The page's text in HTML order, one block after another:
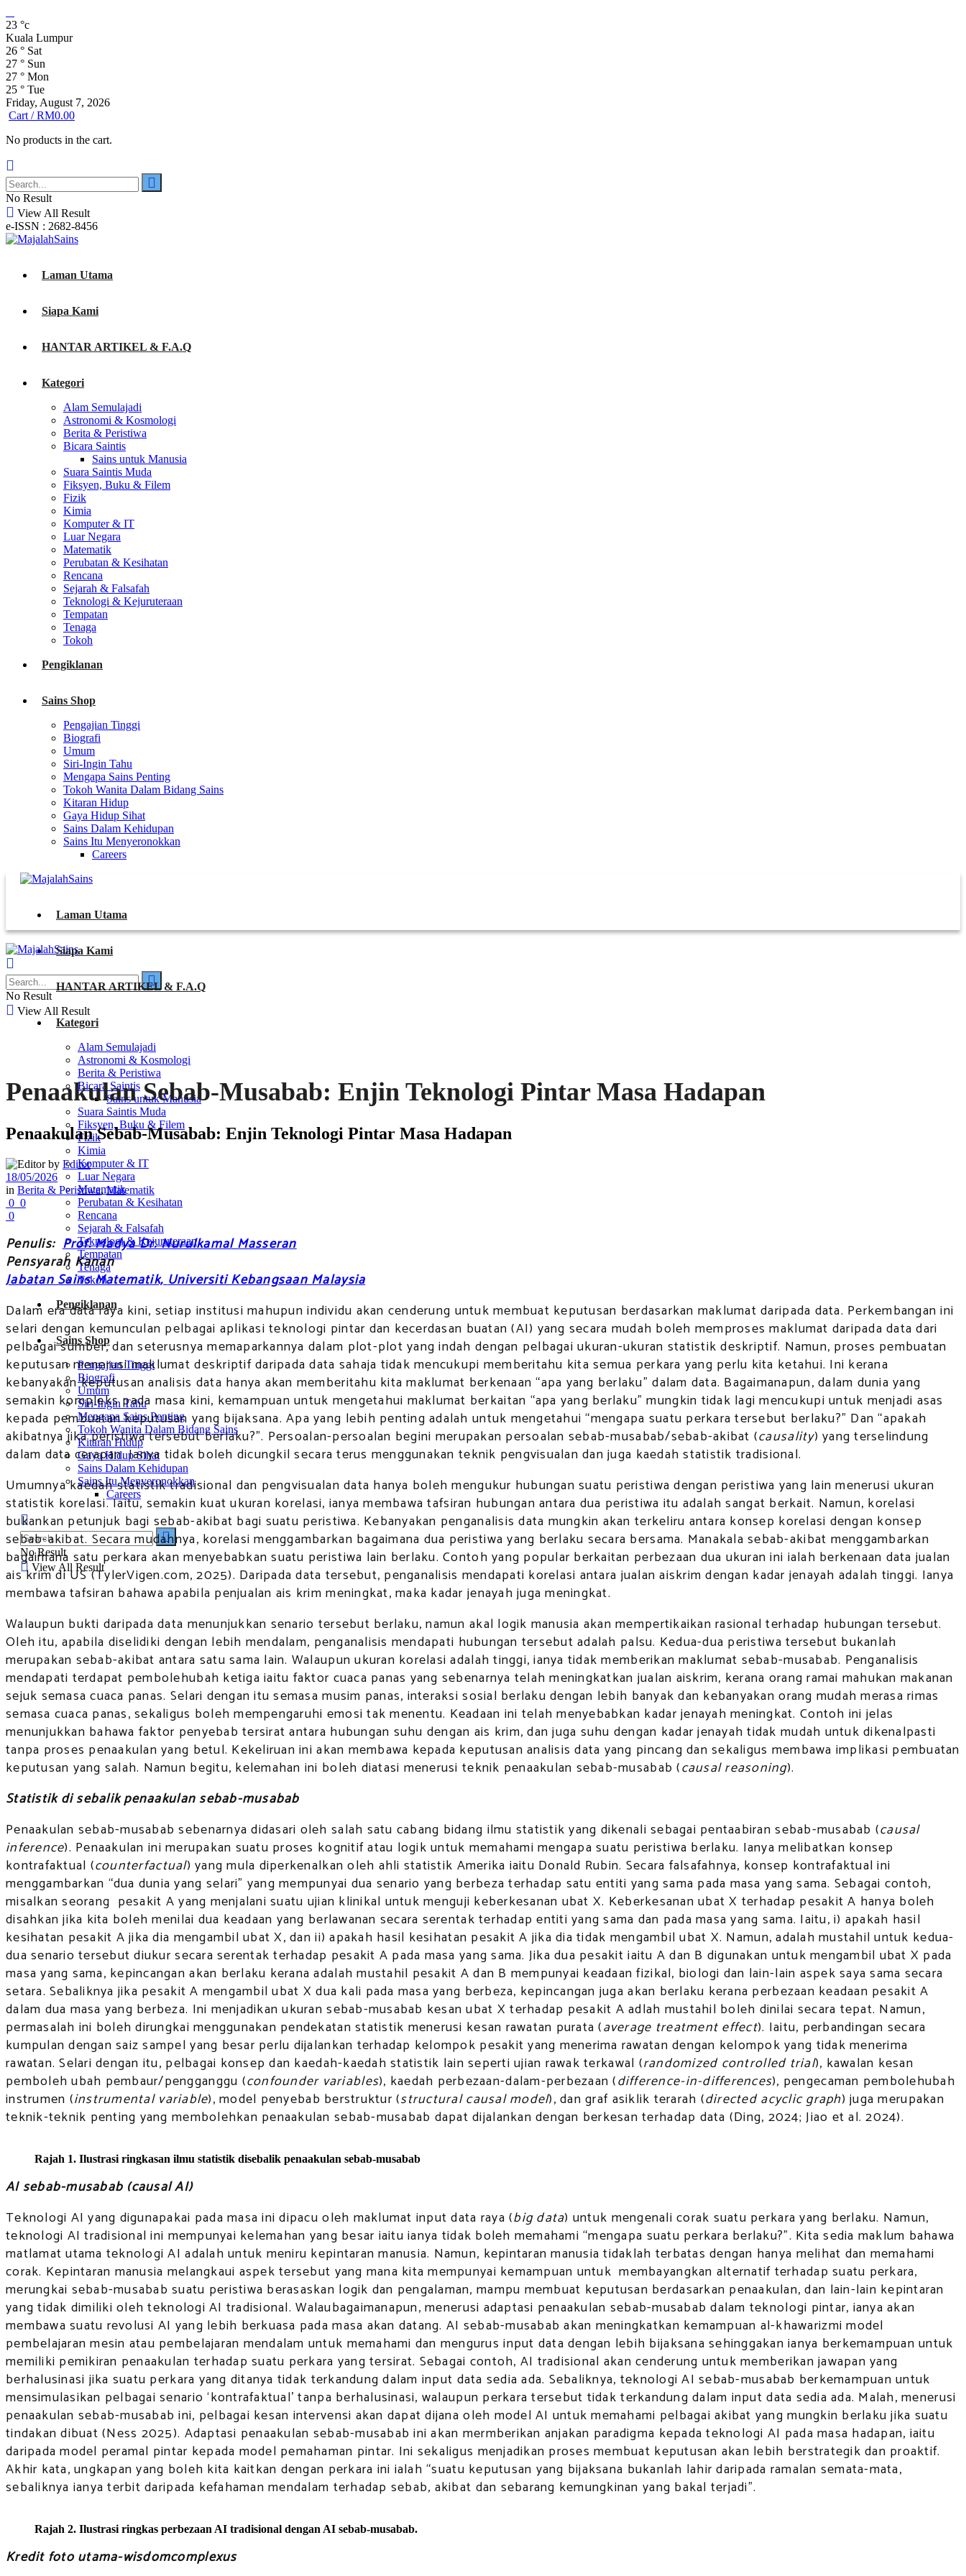
23 °c
Kuala Lumpur
26 ° Sat
27 ° Sun
27 ° Mon
25 ° Tue
Friday, August 7, 2026
Cart /RM0.00
No products in the cart.
No Result
View All Result
e-ISSN : 2682-8456
Laman Utama
Siapa Kami
HANTAR ARTIKEL & F.A.Q
Kategori
Alam Semulajadi
Astronomi & Kosmologi
Berita & Peristiwa
Bicara Saintis
Sains untuk Manusia
Suara Saintis Muda
Fiksyen, Buku & Filem
Fizik
Kimia
Komputer & IT
Luar Negara
Matematik
Perubatan & Kesihatan
Rencana
Sejarah & Falsafah
Teknologi & Kejuruteraan
Tempatan
Tenaga
Tokoh
Pengiklanan
Sains Shop
Pengajian Tinggi
Biografi
Umum
Siri-Ingin Tahu
Mengapa Sains Penting
Tokoh Wanita Dalam Bidang Sains
Kitaran Hidup
Gaya Hidup Sihat
Sains Dalam Kehidupan
Sains Itu Menyeronokkan
Careers
Laman Utama
Siapa Kami
HANTAR ARTIKEL & F.A.Q
Kategori
Alam Semulajadi
Astronomi & Kosmologi
Berita & Peristiwa
Bicara Saintis
Sains untuk Manusia
Suara Saintis Muda
Fiksyen, Buku & Filem
Fizik
Kimia
Komputer & IT
Luar Negara
Matematik
Perubatan & Kesihatan
Rencana
Sejarah & Falsafah
Teknologi & Kejuruteraan
Tempatan
Tenaga
Tokoh
Pengiklanan
Sains Shop
Pengajian Tinggi
Biografi
Umum
Siri-Ingin Tahu
Mengapa Sains Penting
Tokoh Wanita Dalam Bidang Sains
Kitaran Hidup
Gaya Hidup Sihat
Sains Dalam Kehidupan
Sains Itu Menyeronokkan
Careers
No Result
View All Result
No Result
View All Result
Penaakulan Sebab-Musabab: Enjin Teknologi Pintar Masa Hadapan
Penaakulan Sebab-Musabab: Enjin Teknologi Pintar Masa Hadapan
by Editor
18/05/2026
in Berita & Peristiwa,Matematik
0 0
0
Penulis: Prof. Madya Dr. Nurulkamal Masseran
Pensyarah Kanan
Jabatan Sains Matematik,Universiti Kebangsaan Malaysia
Dalam era data raya kini, setiap institusi mahupun individu akan cenderung untuk membuat keputusan berdasarkan maklumat daripada data. Perkembangan ini
selari dengan kemunculan pelbagai aplikasi teknologi pintar dan kecerdasan buatan (AI) yang secara mudah boleh memproses maklumat daripada data dari
pelbagai sumber, dan seterusnya memaparkannya dalam plot-plot yang indah dengan pelbagai ukuran-ukuran statistik deskriptif. Namun, proses pembuatan
keputusan menerusi maklumat deskriptif daripada data sahaja tidak mencukupi memberitahu kita semua perkara yang perlu kita ketahui. Ini kerana
kebanyakan keputusan analisis data hanya akan memberitahu kita maklumat berkenaan “apa yang berlaku” dalam data. Bagaimanapun, dalam dunia yang
semakin kompleks pada masa kini, kemampuan untuk mengetahui maklumat berkaitan “apa yang berlaku” mungkin tidak lagi mencukupi untuk menjadi asas
kepada pembuatan keputusan yang bijaksana. Apa yang lebih penting adalah untuk mengetahui “mengapa suatu perkara tersebut berlaku?” Dan “apakah
akibatnya jika peristiwa tersebut berlaku?”. Persoalan-persoalan begini merupakan persoalan sebab-musabab/sebab-akibat (causality) yang terselindung
dalam data cerapan. Ianya tidak boleh dicungkil secara terus menggunakan teknik pengvisualan dan juga kaedah statistik tradisional.
Umumnya kaedah statistik tradisional dan pengvisualan data hanya boleh mengukur hubungan suatu peristiwa dengan peristiwa yang lain menerusi ukuran
statistik korelasi. Iaitu, semakin kuat ukuran korelasi, ianya membawa tafsiran hubungan antara dua peristiwa itu adalah sangat berkait. Namun, korelasi
bukankan petunjuk bagi sebab-akibat bagi suatu peristiwa. Kebanyakan penganalisis data mungkin akan terkeliru antara konsep korelasi dengan konsep
sebab-akibat. Secara mudahnya, korelasi menggambarkan bagaimana dua peristiwa yang berlaku secara bersama. Manakala sebab-akibat menggambarkan
bagaimana satu perkara akan menyebabkan suatu peristiwa lain berlaku. Contoh yang popular berkaitan perbezaan dua ukuran ini ialah berkenaan data jualan
ais krim di US (TylerVigen.com, 2025). Daripada data tersebut, penganalisis mendapati korelasi antara jualan aiskrim dengan kadar jenayah adalah tinggi. Ianya
membawa tafsiran bahawa apabila penjualan ais krim meningkat, maka kadar jenayah juga meningkat.
Walaupun bukti daripada data menunjukkan senario tersebut berlaku, namun akal logik manusia akan mempertikaikan rasional terhadap hubungan tersebut.
Oleh itu, apabila diselidiki dengan lebih mendalam, penganalisis mendapati hubungan tersebut adalah palsu. Kedua-dua peristiwa tersebut bukanlah
merupakan sebab-akibat antara satu sama lain. Walaupun ukuran korelasi adalah tinggi, ianya tidak memberikan maklumat sebab-musabab. Penganalisis
mendapati terdapat pembolehubah ketiga iaitu faktor cuaca panas yang sebenarnya telah meningkatkan jualan aiskrim, kerana orang ramai mahukan makanan
sejuk semasa cuaca panas. Selari dengan itu semasa musim panas, interaksi sosial berlaku dengan lebih banyak dan kebanyakan orang mudah merasa rimas
semasa cuaca panas, sekaligus boleh mempengaruhi emosi tak menentu. Keadaan ini telah menyebabkan kadar jenayah meningkat. Contoh ini jelas
menunjukkan bahawa faktor penyebab tersirat antara hubungan suhu dengan ais krim, dan juga suhu dengan kadar jenayah tidak mudah untuk dikenalpasti
tanpa proses penaakulan yang betul. Kekeliruan ini akan membawa kepada keputusan analisis data yang pincang dan sekaligus membawa implikasi pembuatan
keputusan yang salah. Namun begitu, kelemahan ini boleh diatasi menerusi teknik penaakulan sebab-musabab (causal reasoning).
Statistik di sebalik penaakulan sebab-musabab
Penaakulan sebab-musabab sebenarnya didasari oleh salah satu cabang bidang ilmu statistik yang dikenali sebagai pentaabiran sebab-musabab (causal
inference). Penaakulan ini merupakan suatu proses kognitif atau logik untuk memahami mengapa suatu peristiwa berlaku. Ianya melibatkan konsep
kontrafaktual (counterfactual) yang mula diperkenalkan oleh ahli statistik Amerika iaitu Donald Rubin. Secara falsafahnya, konsep kontrafaktual ini
menggambarkan “dua dunia yang selari” yang mempunyai dua senario yang berbeza terhadap satu entiti yang sama pada masa yang sama. Sebagai contoh,
misalkan seorang pesakit A yang menjalani suatu ujian klinikal untuk menguji keberkesanan ubat X. Keberkesanan ubat X terhadap pesakit A hanya boleh
disahkan jika kita boleh menilai dua keadaan yang berlawanan secara serentak terhadap entiti yang sama dan pada masa yang sama. Iaitu, i) apakah hasil
kesihatan pesakit A jika dia mengambil ubat X, dan ii) apakah hasil kesihatan pesakit A jika dia tidak mengambil ubat X. Namun, adalah mustahil untuk kedua-
dua senario tersebut diukur secara serentak terhadap pesakit A pada masa yang sama. Jika dua pesakit iaitu A dan B digunakan untuk mengambil ubat X pada
masa yang sama, kepincangan akan berlaku kerana adalah mustahil pesakit A dan B mempunyai keadaan fizikal, biologi dan lain-lain aspek saya sama secara
setara. Sebaliknya jika pesakit A mengambil ubat X dua kali pada masa yang berbeza, kepincangan juga akan berlaku kerana perbezaan keadaan pesakit A
dalam dua masa yang berbeza. Ini menjadikan ukuran sebab-musabab kesan ubat X terhadap pesakit A adlah mustahil boleh dinilai secara tepat. Namun,
permasalah ini boleh dirungkai menggunakan pendekatan statistik menerusi kesan rawatan purata (average treatment effect). Iaitu, perbandingan secara
kumpulan dengan saiz sampel yang besar perlu dijalankan terhadap kelompok pesakit yang menerima rawatan dengan kelompok yang tidak menerima
rawatan. Selari dengan itu, pelbagai konsep dan kaedah-kaedah statistik lain seperti ujian rawak terkawal (randomized controlled trial), kawalan kesan
pemboleh ubah pembaur/pengganggu (confounder variables), kaedah perbezaan-dalam-perbezaan (difference-in-differences), pengecaman pembolehubah
instrumen (instrumental variable), model penyebab berstruktur (structural causal model), dan graf asiklik terarah (directed acyclic graph) juga merupakan
teknik-teknik penting yang membolehkan penaakulan sebab-musabab dapat dijalankan dengan berkesan terhadap data (Ding, 2024; Jiao et al. 2024).
Rajah 1. Ilustrasi ringkasan ilmu statistik disebalik penaakulan sebab-musabab
AI sebab-musabab (causal AI)
Teknologi AI yang digunapakai pada masa ini dipacu oleh maklumat input data raya (big data) untuk mengenali corak suatu perkara yang berlaku. Namun,
teknologi AI tradisional ini mempunyai kelemahan yang besar iaitu ianya tidak boleh memahami “mengapa suatu perkara berlaku?”. Kita sedia maklum bahawa
matlamat utama teknologi AI adalah untuk meniru kepintaran manusia. Namun, kepintaran manusia tidaklah terbatas dengan hanya melihat dan memahami
corak. Kepintaran manusia melangkaui aspek tersebut yang mana kita mempunyai kemampuan untuk membayangkan alternatif terhadap suatu perkara,
merungkai sebab-musabab suatu peristiwa berasaskan logik dan pengalaman, mampu membuat keputusan berdasarkan penaakulan, dan lain-lain kepintaran
yang tidak dimiliki oleh teknologi AI tradisional. Walaubagaimanapun, menerusi adaptasi penaakulan sebab-musabab dalam teknologi pintar, ianya akan
membawa suatu revolusi AI yang lebih berkuasa pada masa akan datang. AI sebab-musabab akan meningkatkan kemampuan al-khawarizmi model
pembelajaran mesin atau pembelajaran mendalam untuk memahami dan mengurus input data dengan lebih bijaksana sehinggakan ianya berkemampuan untuk
memiliki pemikiran penaakulan terhadap suatu perkara yang tersirat. Sebagai contoh, AI tradisional akan cenderung untuk memberikan jawapan yang
berhalusinasi jika suatu perkara yang ditanya tidak terkandung dalam input data sedia ada. Sebaliknya, teknologi AI sebab-musabab berkemampuan untuk
mensimulasikan pelbagai senario ‘kontrafaktual’ tanpa berhalusinasi, walaupun perkara tersebut tidak terkandung dalam input data sedia ada. Malah, menerusi
penaakulan sebab-musabab ini, pelbagai kesan intervensi akan dapat dijana oleh model AI untuk memahami pelbagai akibat yang mungkin berlaku jika suatu
tindakan dibuat (Ness 2025). Adaptasi penaakulan sebab-musabab ini akan mermberikan anjakan paradigma kepada teknologi AI pada masa hadapan, iaitu
daripada model peramal pintar kepada model pemahaman pintar. Ini sekaligus menjadikan proses membuat keputusan akan lebih berstrategik dan proaktif.
Akhir kata, ungkapan yang boleh kita kaitkan dengan perkara ini ialah “suatu keputusan yang bijaksana bukanlah lahir daripada ramalan semata-mata,
sebaliknya ianya terbit daripada kefahaman mendalam terhadap sebab, akibat dan sebarang kemungkinan yang bakal terjadi”.
Rajah 2. Ilustrasi ringkas perbezaan AI tradisional dengan AI sebab-musabab.
Kredit foto utama-wisdomcomplexus